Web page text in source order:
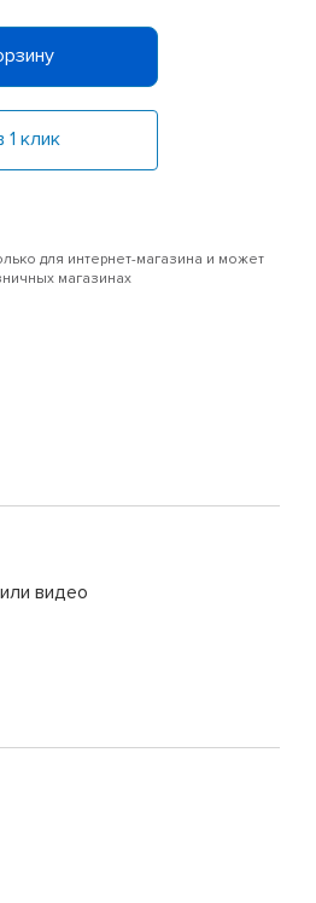
1 клик
для интернет-магазина и может
магазинах
видео